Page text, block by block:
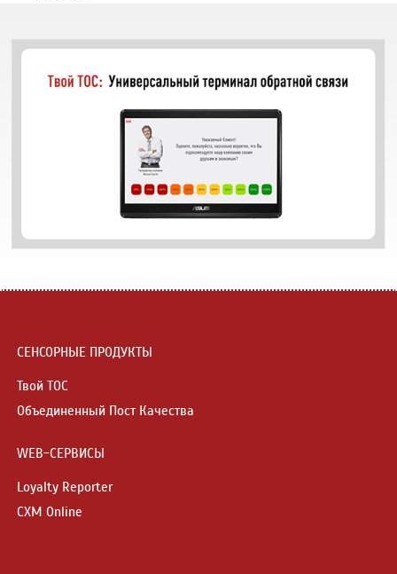
СЕНСОРНЫЕ ПРОДУКТЫ
Твой ТОС
Объединенный Пост Качества
WEB-СЕРВИСЫ
Loyalty Reporter
CXM Online